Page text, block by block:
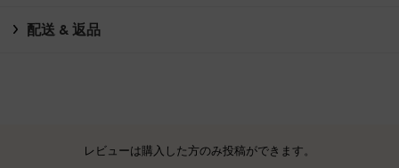
配送 & 返品
レビューは購入した方のみ投稿ができます。